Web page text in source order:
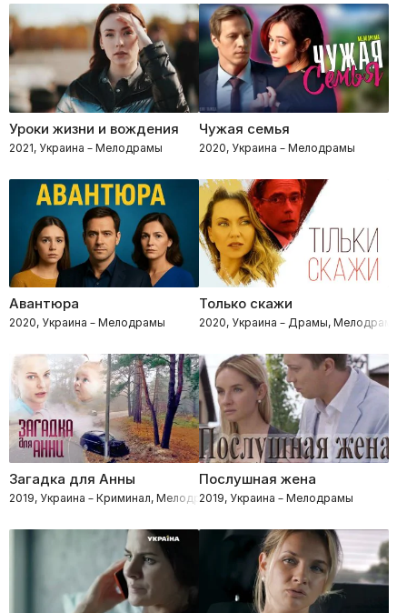
Уроки жизни и вождения
2021, Украина – Мелодрамы
Чужая семья
2020, Украина – Мелодрамы
Авантюра
2020, Украина – Мелодрамы
Только скажи
2020, Украина – Драмы, Мелодрамы
Загадка для Анны
2019, Украина – Криминал, Мелодрамы, Детективы
Послушная жена
2019, Украина – Мелодрамы